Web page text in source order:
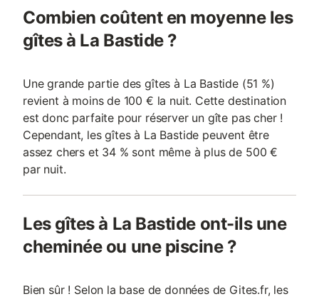
Combien coûtent en moyenne les
gîtes à La Bastide ?
Une grande partie des gîtes à La Bastide (51 %)
revient à moins de 100 € la nuit. Cette destination
est donc parfaite pour réserver un gîte pas cher !
Cependant, les gîtes à La Bastide peuvent être
assez chers et 34 % sont même à plus de 500 €
par nuit.
Les gîtes à La Bastide ont-ils une
cheminée ou une piscine ?
Bien sûr ! Selon la base de données de Gites.fr, les